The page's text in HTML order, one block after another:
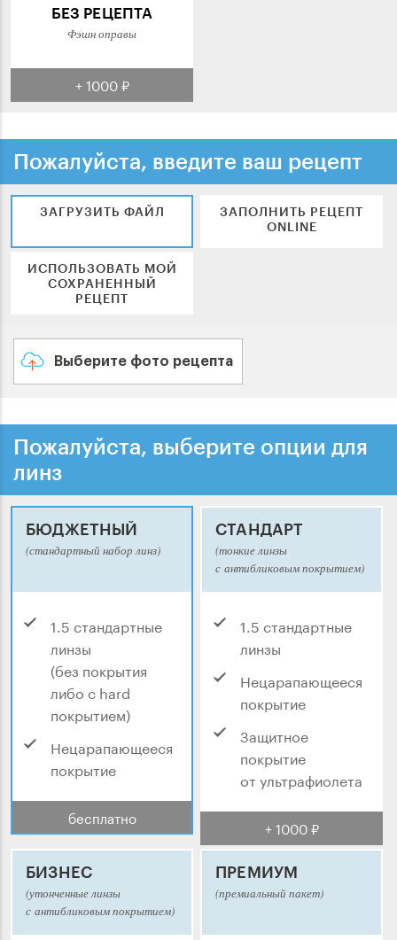
БЕЗ РЕЦЕПТА
Фэшн оправы
+ 1000 ₽
Пожалуйста, введите ваш рецепт
ЗАГРУЗИТЬ ФАЙЛ
ЗАПОЛНИТЬ РЕЦЕПТ
ONLINE
ИСПОЛЬЗОВАТЬ МОЙ
СОХРАНЕННЫЙ
РЕЦЕПТ
Выберите фото рецепта
Пожалуйста, выберите опции для
линз
БЮДЖЕТНЫЙ
(стандартный набор линз)
1.5 стандартные
линзы
(без покрытия
либо с hard
покрытием)
Нецарапающееся
покрытие
бесплатно
СТАНДАРТ
(тонкие линзы
с антибликовым покрытием)
1.5 стандартные
линзы
Нецарапающееся
покрытие
Защитное
покрытие
от ультрафиолета
+ 1000 ₽
БИЗНЕС
(утонченные линзы
с антибликовым покрытием)
ПРЕМИУМ
(премиальный пакет)